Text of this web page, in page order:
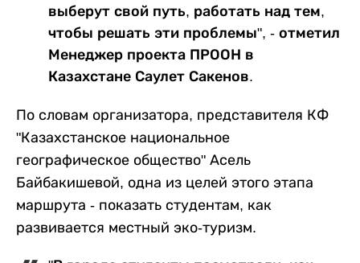
выберут свой путь, работать над тем,
чтобы решать эти проблемы", - отметил
Менеджер проекта ПРООН в
Казахстане Саулет Сакенов.
По словам организатора, представителя КФ
"Казахстанское национальное
географическое общество" Асель
Байбакишевой, одна из целей этого этапа
маршрута - показать студентам, как
развивается местный эко-туризм.